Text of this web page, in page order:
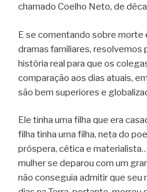
chamado Coelho Neto, de
E se comentando sobre morte
dramas familiares, resolvemos
história real para que os
comparação aos dias atuais,
são bem superiores e
Ele tinha uma filha que era
filha tinha uma filha, neta do
próspera, cética e
mulher se deparou com um
não conseguia admitir que seu